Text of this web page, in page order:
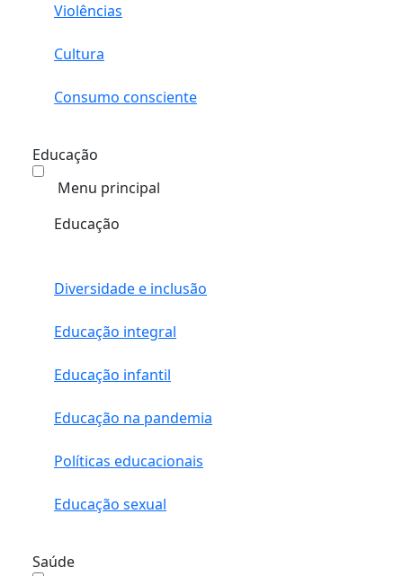
Violências
Cultura
Consumo consciente
Educação
Menu principal
Educação
Diversidade e inclusão
Educação integral
Educação infantil
Educação na pandemia
Políticas educacionais
Educação sexual
Saúde